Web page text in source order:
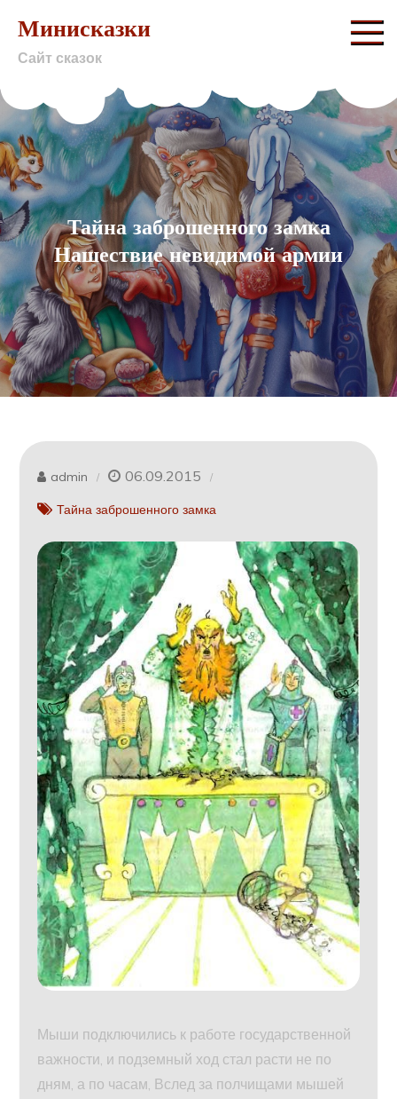
content
Минисказки
Сайт сказок
Тайна заброшенного замка
Нашествие невидимой армии
admin 06.09.2015
Тайна заброшенного замка
Мыши подключились к работе государственной
важности, и подземный ход стал расти не по
дням, а по часам, Вслед за полчищами мышей